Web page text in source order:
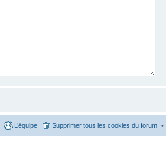
Supprimer tous les cookies du forum
L’équipe